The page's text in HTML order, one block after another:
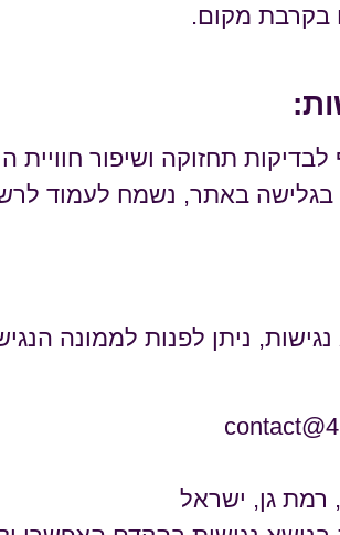
בקרבת מקום.
תחזוקה ושיפור חוויית
באתר, נשמח לעמוד
ניתן לפנות לממונה